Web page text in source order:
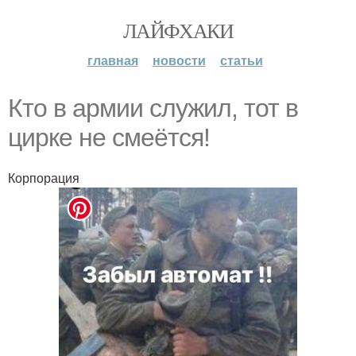
ЛАЙФХАКИ
главная новости статьи
Кто в армии служил, тот в
циpке не смеётcя!
Корпорация